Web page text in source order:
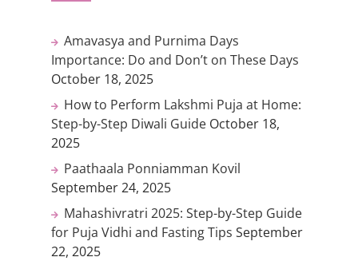
Amavasya and Purnima Days
Importance: Do and Don’t on These Days
October 18, 2025
How to Perform Lakshmi Puja at Home:
Step-by-Step Diwali Guide October 18,
2025
Paathaala Ponniamman Kovil
September 24, 2025
Mahashivratri 2025: Step-by-Step Guide
for Puja Vidhi and Fasting Tips September
22, 2025